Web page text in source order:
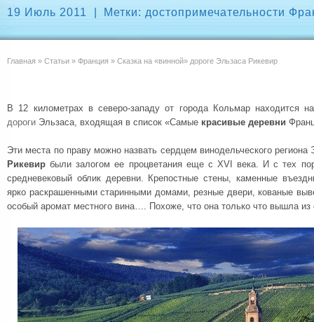
19 Июль 2011 Метки: достопримечательности
Главная » Статьи » Франция » Сказка на «винной» дороге Эльзаса Рикевир
В 12 километрах в северо-западу от города Кольмар находится
дороги Эльзаса, входящая в список «Самые красивые деревни
Эти места по праву можно назвать сердцем винодельческого
Рикевир были залогом ее процветания еще с XVI века. И с тех
средневековый облик деревни. Крепостные стены, каменные
ярко раскрашенными старинными домами, резные двери, кованые
особый аромат местного вина…. Похоже, что она только что вышла из